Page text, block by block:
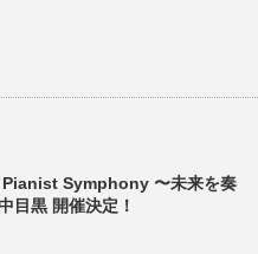
Symphony 〜未来を奏
目黒 開催決定！